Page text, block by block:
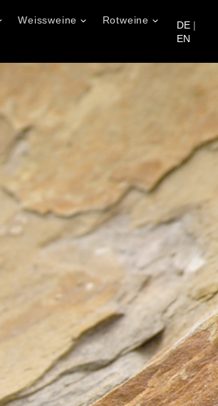
Weissweine Rotweine DE |
EN